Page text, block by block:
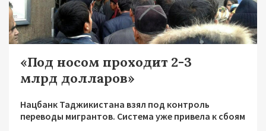
«Под носом проходит 2-3
млрд долларов»
Нацбанк Таджикистана взял под контроль
переводы мигрантов. Система уже привела к сбоям